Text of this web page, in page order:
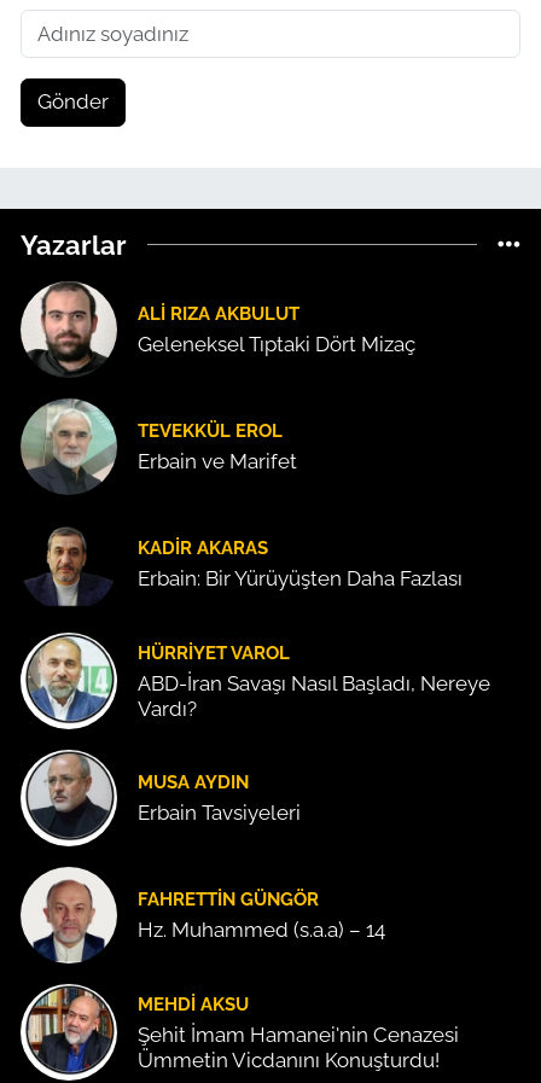
Gönder
Yazarlar
ALI RIZA AKBULUT
Geleneksel Tıptaki Dört Mizaç
TEVEKKÜL EROL
Erbain ve Marifet
KADIR AKARAS
Erbain: Bir Yürüyüşten Daha Fazlası
HÜRRIYET VAROL
ABD-İran Savaşı Nasıl Başladı, Nereye
Vardı?
MUSA AYDIN
Erbain Tavsiyeleri
FAHRETTIN GÜNGÖR
Hz. Muhammed (s.a.a) – 14
MEHDI AKSU
Şehit İmam Hamanei'nin Cenazesi
Ümmetin Vicdanını Konuşturdu!